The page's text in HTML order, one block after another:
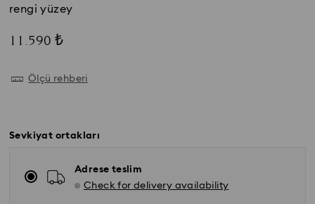
rengi yüzey
11.590 ₺
Ölçü rehberi
Sevkiyat ortakları
Adrese teslim
Check for delivery availability